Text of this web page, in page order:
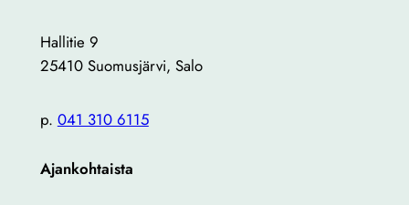
Hallitie 9
25410 Suomusjärvi, Salo
p. 041 310 6115
Ajankohtaista